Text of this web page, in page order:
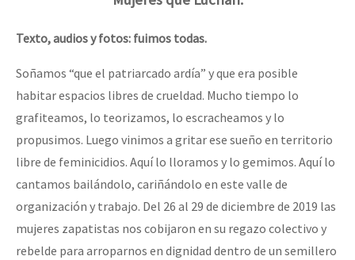
MULTIMEDIA
Audio
Fotorreportaje
Video
Otras secciones
Semillero Guerra contra la Humanidad. (Las poblaciones y
la naturaleza bajo asedio)
Libros para descargar
Texto, audios y fotos: fuimos todas.
Soñamos “que el patriarcado ardía” y que era posible
habitar espacios libres de crueldad. Mucho tiempo lo
grafiteamos, lo teorizamos, lo escracheamos y lo
propusimos. Luego vinimos a gritar ese sueño en territorio
libre de feminicidios. Aquí lo lloramos y lo gemimos. Aquí lo
cantamos bailándolo, cariñándolo en este valle de
organización y trabajo. Del 26 al 29 de diciembre de 2019 las
mujeres zapatistas nos cobijaron en su regazo colectivo y
rebelde para arroparnos en dignidad dentro de un semillero